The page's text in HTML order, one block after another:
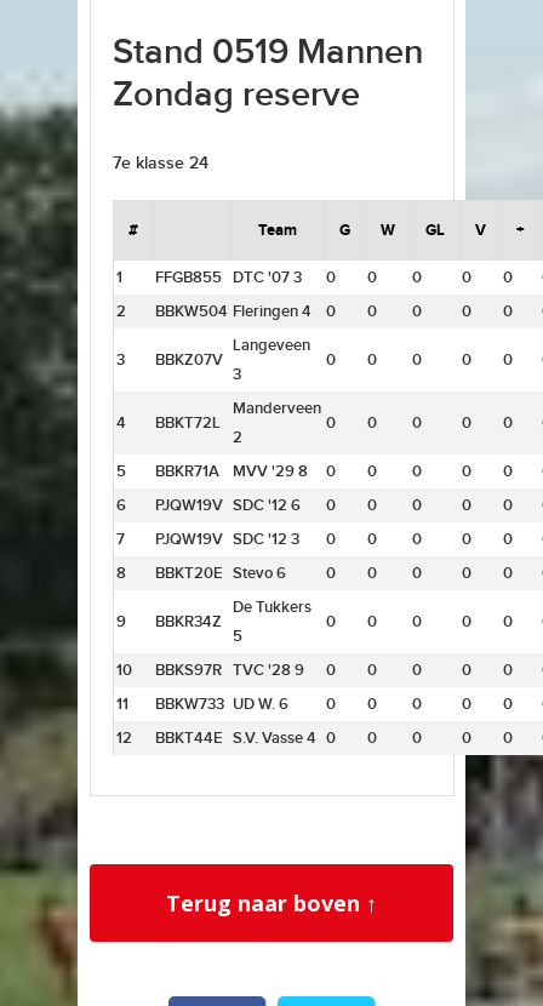
Stand 0519 Mannen
Zondag reserve
7e klasse 24
# Team G W GL V +
1 FFGB855 DTC '07 3 0 0 0 0 0
2
BBKW504 Fleringen 4 0 0 0 0 0
3 BBKZ07V
Langeveen
3
0 0 0 0 0
4 BBKT72L
Manderveen
2
0 0 0 0 0
5 BBKR71A MVV '29 8 0 0 0 0 0
6
PJQW19V SDC '12 6 0 0 0 0 0
7
PJQW19V SDC '12 3 0 0 0 0 0
8
BBKT20E Stevo 6 0 0 0 0 0
9 BBKR34Z
De Tukkers
5
0 0 0 0 0
10 BBKS97R TVC '28 9 0 0 0 0 0
11
BBKW733 UD W. 6 0 0 0 0 0
12
BBKT44E S.V. Vasse 4 0 0 0 0 0
Terug naar boven ↑